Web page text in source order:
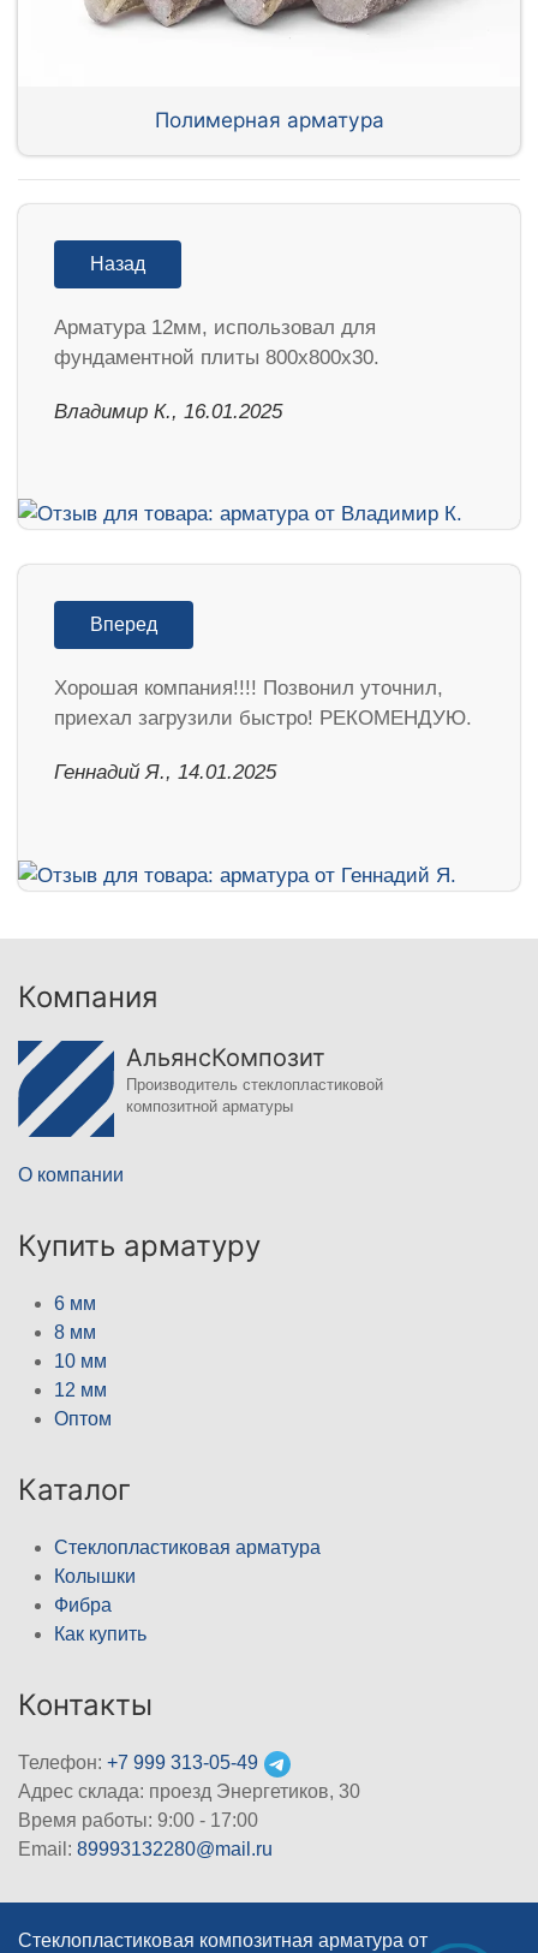
Полимерная арматура
Назад
Арматура 12мм, использовал для
фундаментной плиты 800х800х30.
Владимир К., 16.01.2025
Вперед
Хорошая компания!!!! Позвонил уточнил,
приехал загрузили быстро! РЕКОМЕНДУЮ.
Геннадий Я., 14.01.2025
Компания
АльянсКомпозит
Производитель стеклопластиковой
композитной арматуры
О компании
Купить арматуру
6 мм
8 мм
10 мм
12 мм
Оптом
Каталог
Стеклопластиковая арматура
Колышки
Фибра
Как купить
Контакты
Телефон: +7 999 313-05-49
Адрес склада: проезд Энергетиков, 30
Время работы: 9:00 - 17:00
Email: 89993132280@mail.ru
Стеклопластиковая композитная арматура от